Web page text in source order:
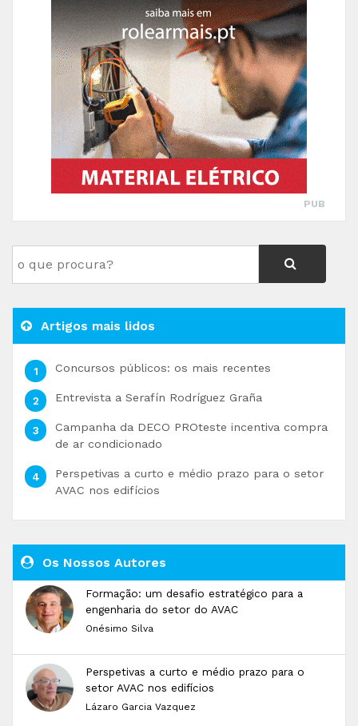
PUB
Artigos mais lidos
Concursos públicos: os mais recentes
Entrevista a Serafín Rodríguez Graña
Campanha da DECO PROteste incentiva compra
de ar condicionado
Perspetivas a curto e médio prazo para o setor
AVAC nos edifícios
Os Nossos Autores
Formação: um desafio estratégico para a
engenharia do setor do AVAC
Onésimo Silva
Perspetivas a curto e médio prazo para o
setor AVAC nos edifícios
Lázaro Garcia Vazquez